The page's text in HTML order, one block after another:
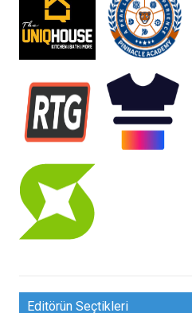
Editörün Seçtikleri